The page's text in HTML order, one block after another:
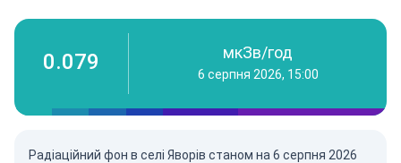
0.079 мкЗв/год
6 серпня 2026, 15:00
Радіаційний фон в селі Яворів станом на 6 серпня 2026